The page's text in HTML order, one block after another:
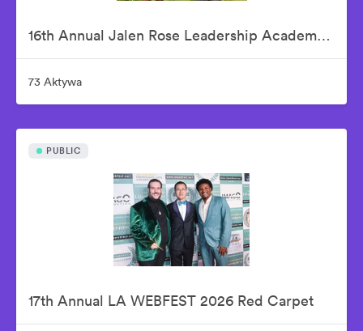
16th Annual Jalen Rose Leadership Academy Celebrity Golf Classic Presented by Tom Gores & Platinum Equity
73 Aktywa
PUBLIC
17th Annual LA WEBFEST 2026 Red Carpet